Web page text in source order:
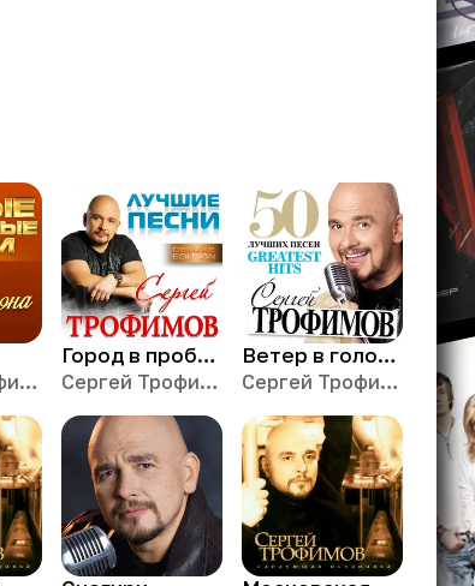
Сергей Трофимов
Город в пробках
Сергей Трофимов
Ветер в голове
Сергей Трофимов